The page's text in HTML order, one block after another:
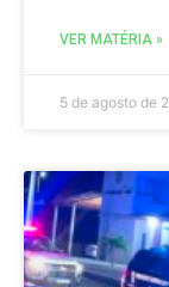
VER MATÉRIA »
5 de agosto de